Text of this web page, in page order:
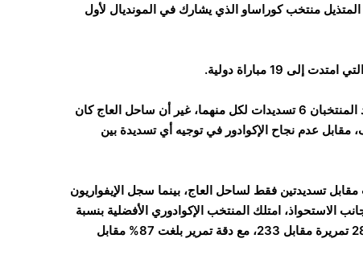
منتخب كوراساو الذي يشارك في المونديال لأول
19 مباراة دولية.
وتكشف أرقام اللقاء عن تقارب واضح في الخطورة الهجومية؛ إذ سدد المنتخبان 6 تسديدات لكل منهما، غير أن ساحل العاج كان
مقابل عدم نجاح الإكوادور في توجيه أي تسديدة بين
خارج المرمى، تفوق الإكوادور بـ6 تسديدات مقابل تسديدتين فقط لساحل العاج، بينما سجل الإيفواريون
امتلك المنتخب الإكوادوري الأفضلية بنسبة
55% مقابل 45% لساحل العاج، كما تفوق في التمريرات بإجمالي 285 تمريرة مقابل 233، مع دقة تمرير بلغت 87% مقابل